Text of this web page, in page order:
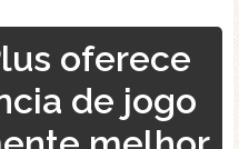
oferece
de jogo